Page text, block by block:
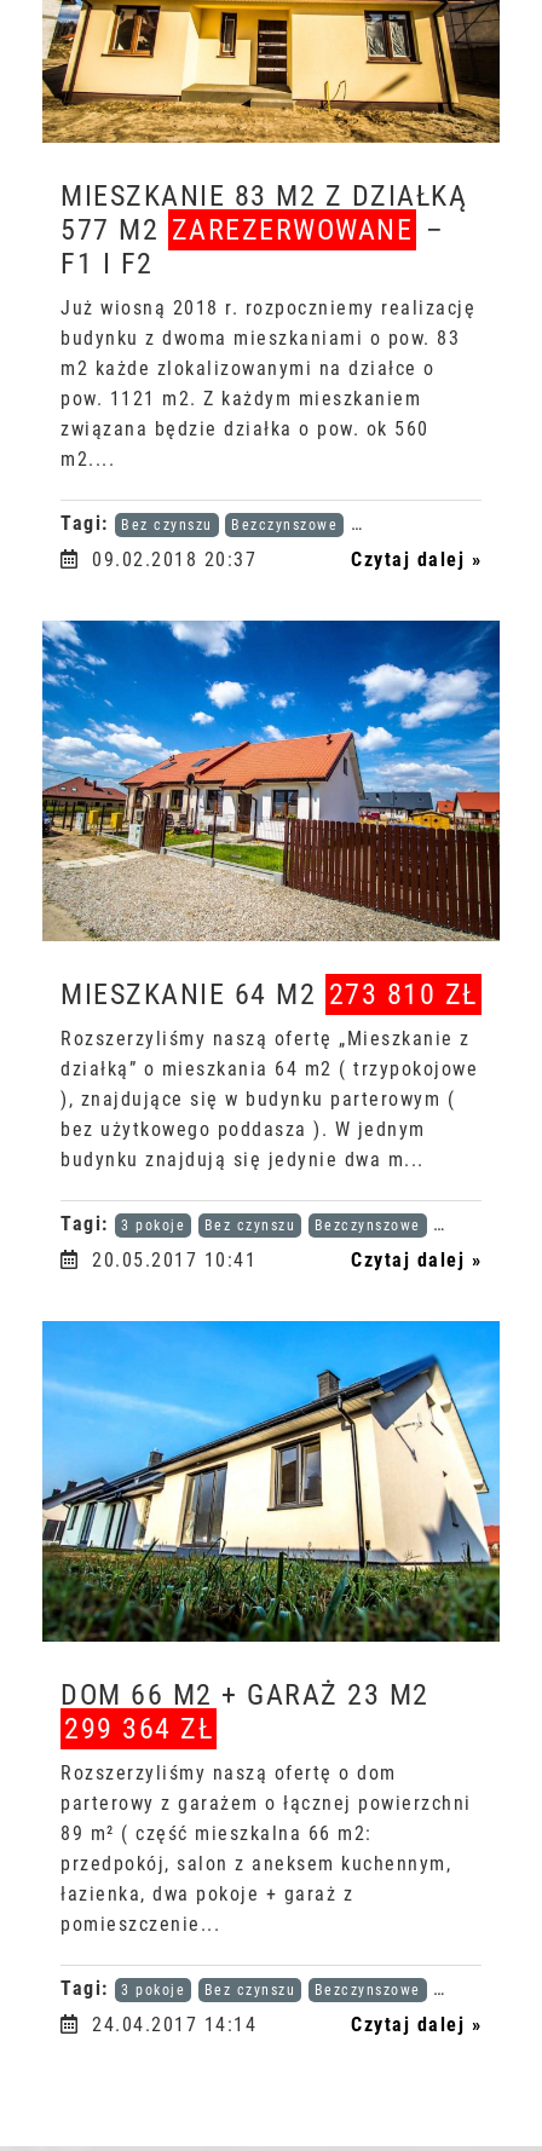
MIESZKANIE 83 M2 Z DZIAŁKĄ
577 M2 ZAREZERWOWANE –
F1 I F2
Już wiosną 2018 r. rozpoczniemy realizację
budynku z dwoma mieszkaniami o pow. 83
m2 każde zlokalizowanymi na działce o
pow. 1121 m2. Z każdym mieszkaniem
związana będzie działka o pow. ok 560
m2....
Tagi: Bez czynszu Bezczynszowe Karta dużej rodziny
09.02.2018 20:37 Czytaj dalej »
MIESZKANIE 64 M2 273 810 ZŁ
Rozszerzyliśmy naszą ofertę „Mieszkanie z
działką” o mieszkania 64 m2 ( trzypokojowe
), znajdujące się w budynku parterowym (
bez użytkowego poddasza ). W jednym
budynku znajdują się jedynie dwa m...
Tagi: 3 pokoje Bez czynszu Bezczynszowe Karta dużej
20.05.2017 10:41 Czytaj dalej »
DOM 66 M2 + GARAŻ 23 M2
299 364 ZŁ
Rozszerzyliśmy naszą ofertę o dom
parterowy z garażem o łącznej powierzchni
89 m² ( część mieszkalna 66 m2:
przedpokój, salon z aneksem kuchennym,
łazienka, dwa pokoje + garaż z
pomieszczenie...
Tagi: 3 pokoje Bez czynszu Bezczynszowe Karta dużej
24.04.2017 14:14 Czytaj dalej »